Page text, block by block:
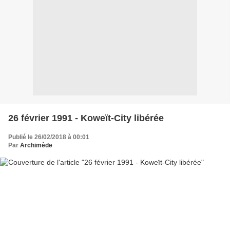
26 février 1991 - Koweït-City libérée
Publié le 26/02/2018 à 00:01
Par Archimède